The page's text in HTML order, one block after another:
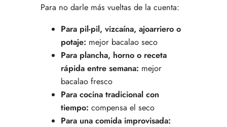
Para no darle más vueltas de la cuenta:
Para pil-pil, vizcaína, ajoarriero o
potaje: mejor bacalao seco
Para plancha, horno o receta
rápida entre semana: mejor
bacalao fresco
Para cocina tradicional con
tiempo: compensa el seco
Para una comida improvisada: